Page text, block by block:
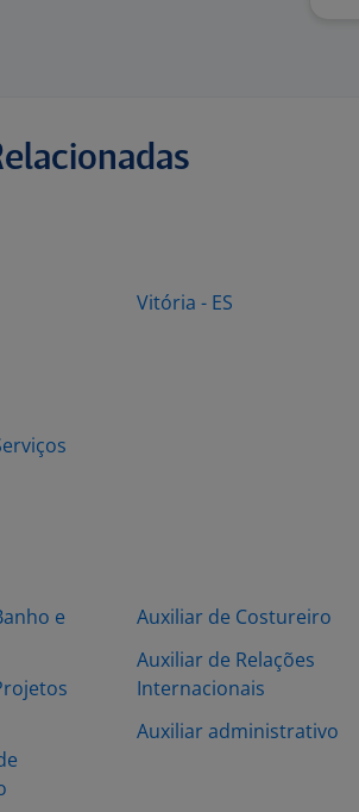
Vitória - ES
e
Auxiliar de Costureiro
Auxiliar de Relações
Internacionais
Auxiliar administrativo